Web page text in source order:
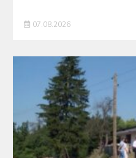
07.08.2026